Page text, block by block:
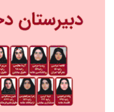
مقطع تحصیلی
دوره اول متوسطه
دوره دوم متوسطه- فنی
دوره دوم متوسطه- نظری